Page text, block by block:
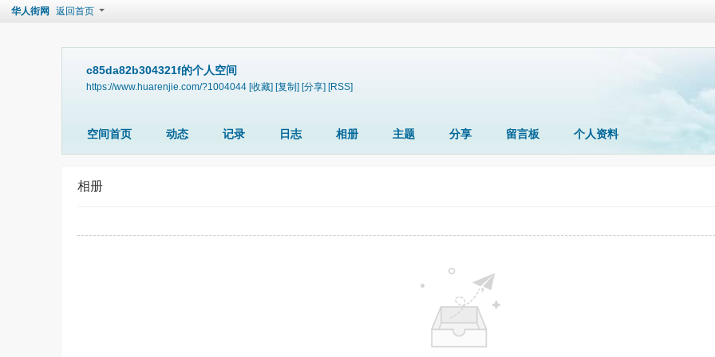
华人街网 返回首页
c85da82b304321f的个人空间
https://www.huarenjie.com/?1004044 [收藏] [复制] [分享] [RSS]
空间首页 动态 记录 日志 相册 主题 分享 留言板 个人资料
相册